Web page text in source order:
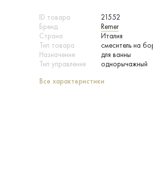
ID товара
21552
Бренд
Remer
Страна
Италия
Тип товара
смеситель на
Назначение
для ванны
Тип управления
однорычажный
Все характеристики